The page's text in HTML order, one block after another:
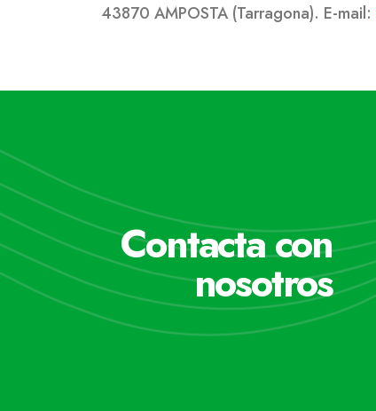
43870 AMPOSTA (Tarragona). E-mail:
Contacta con
nosotros